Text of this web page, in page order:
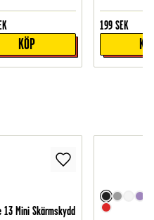
KÖP
199 SEK
13 Mini Skärmskydd